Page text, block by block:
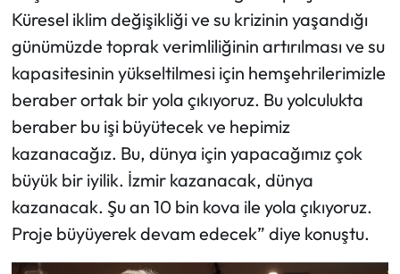
Küresel iklim değişikliği ve su krizinin yaşandığı
günümüzde toprak verimliliğinin artırılması ve su
kapasitesinin yükseltilmesi için hemşehrilerimizle
beraber ortak bir yola çıkıyoruz. Bu yolculukta
beraber bu işi büyütecek ve hepimiz
kazanacağız. Bu, dünya için yapacağımız çok
büyük bir iyilik. İzmir kazanacak, dünya
kazanacak. Şu an 10 bin kova ile yola çıkıyoruz.
Proje büyüyerek devam edecek” diye konuştu.